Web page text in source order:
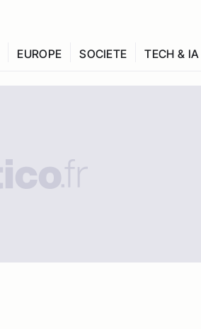
EUROPE SOCIETE TECH & IA